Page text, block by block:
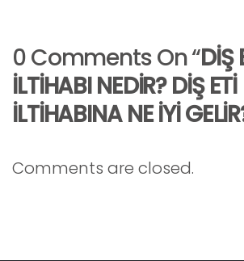
0 Comments On “DİŞ
İLTİHABI NEDİR? DİŞ ETİ
İLTİHABINA NE İYİ
Comments are closed.